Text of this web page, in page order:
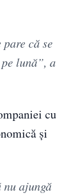
că se
lună”, a
cu
și
ajungă